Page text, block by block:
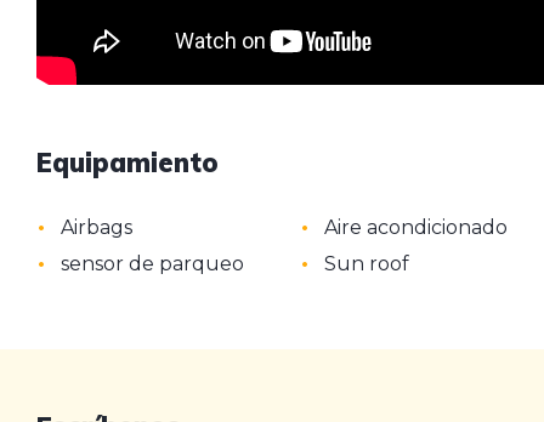
Equipamiento
• Airbags • Aire acondicionado
• sensor de parqueo • Sun roof